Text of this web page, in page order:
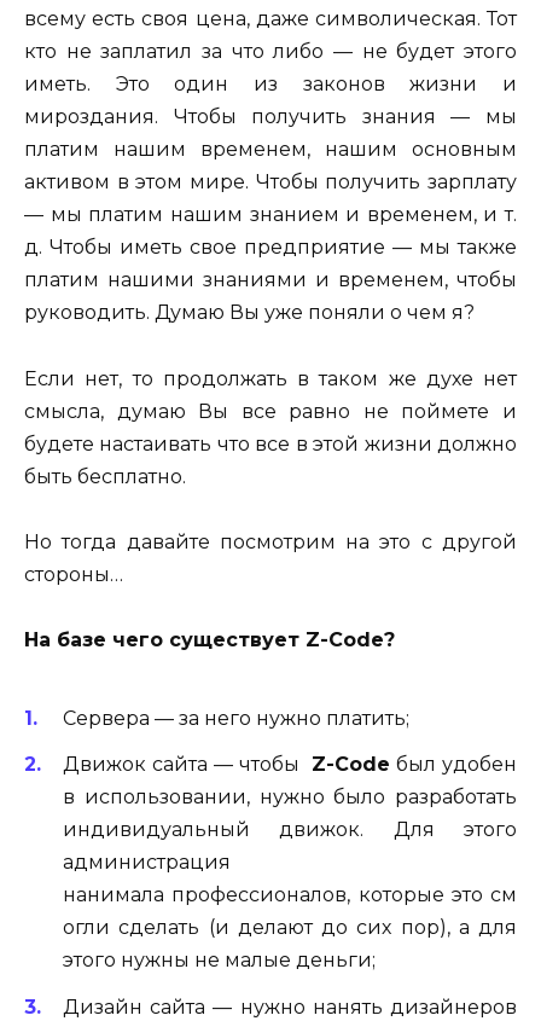
всему есть своя цена, даже символическая. Тот
кто не заплатил за что либо — не будет этого
иметь. Это один из законов жизни и
мироздания. Чтобы получить знания — мы
платим нашим временем, нашим основным
активом в этом мире. Чтобы получить зарплату
— мы платим нашим знанием и временем, и т.
д. Чтобы иметь свое предприятие — мы также
платим нашими знаниями и временем, чтобы
руководить. Думаю Вы уже поняли о чем я?
Если нет, то продолжать в таком же духе нет
смысла, думаю Вы все равно не поймете и
будете настаивать что все в этой жизни должно
быть бесплатно.
Но тогда давайте посмотрим на это с другой
стороны…
На базе чего существует Z-Code?
Сервера — за него нужно платить;
Движок сайта — чтобы Z-Code был удобен
в использовании, нужно было разработать
индивидуальный движок. Для этого
администрация
нанимала профессионалов, которые это см
огли сделать (и делают до сих пор), а для
этого нужны не малые деньги;
Дизайн сайта — нужно нанять дизайнеров